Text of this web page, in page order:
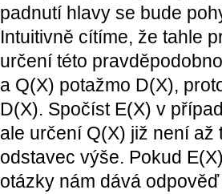
padnutí hlavy se bude
Intuitivně cítíme, že tahle
určení této
a Q(X) potažmo D(X),
D(X). Spočíst E(X) v
ale určení Q(X) již není
odstavec výše. Pokud
otázky nám dává